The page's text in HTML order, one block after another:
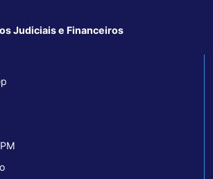
Judiciais e Financeiros